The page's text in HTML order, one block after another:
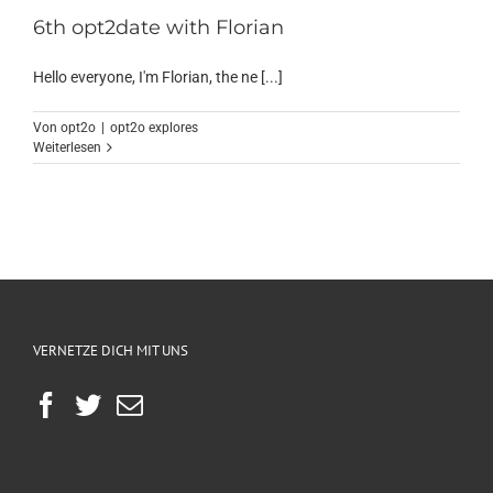
6th opt2date with Florian
Hello everyone, I'm Florian, the ne [...]
Von opt2o | opt2o explores
Weiterlesen
VERNETZE DICH MIT UNS